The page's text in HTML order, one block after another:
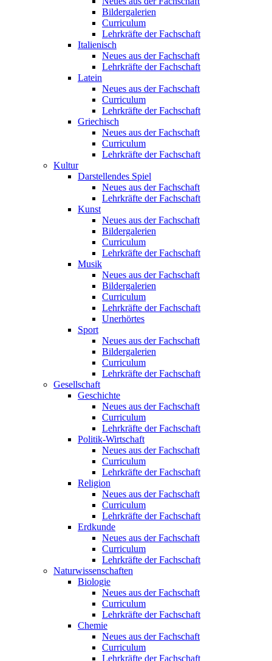
Bildergalerien
Curriculum
Lehrkräfte der Fachschaft
Italienisch
Neues aus der Fachschaft
Lehrkräfte der Fachschaft
Latein
Neues aus der Fachschaft
Curriculum
Lehrkräfte der Fachschaft
Griechisch
Neues aus der Fachschaft
Curriculum
Lehrkräfte der Fachschaft
Kultur
Darstellendes Spiel
Neues aus der Fachschaft
Lehrkräfte der Fachschaft
Kunst
Neues aus der Fachschaft
Bildergalerien
Curriculum
Lehrkräfte der Fachschaft
Musik
Neues aus der Fachschaft
Bildergalerien
Curriculum
Lehrkräfte der Fachschaft
Unerhörtes
Sport
Neues aus der Fachschaft
Bildergalerien
Curriculum
Lehrkräfte der Fachschaft
Gesellschaft
Geschichte
Neues aus der Fachschaft
Curriculum
Lehrkräfte der Fachschaft
Politik-Wirtschaft
Neues aus der Fachschaft
Curriculum
Lehrkräfte der Fachschaft
Religion
Neues aus der Fachschaft
Curriculum
Lehrkräfte der Fachschaft
Erdkunde
Neues aus der Fachschaft
Curriculum
Lehrkräfte der Fachschaft
Naturwissenschaften
Biologie
Neues aus der Fachschaft
Curriculum
Lehrkräfte der Fachschaft
Chemie
Neues aus der Fachschaft
Curriculum
Lehrkräfte der Fachschaft